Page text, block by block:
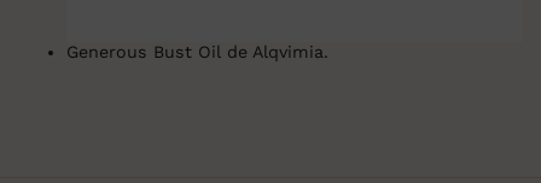
Generous Bust Oil de Alqvimia.